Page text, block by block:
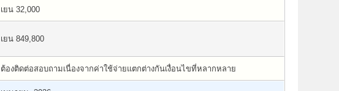
เยน 32,000
เยน 849,800
ต้องติดต่อสอบถามเนื่องจากค่าใช้จ่ายแตกต่างกันเงื่อนไขที่หลากหลาย